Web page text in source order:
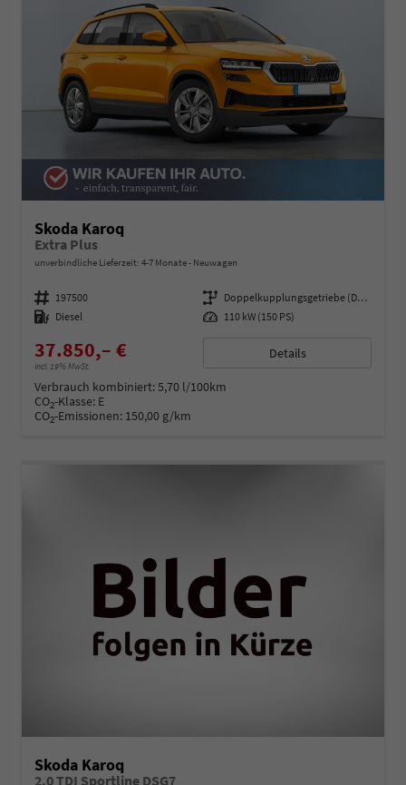
Skoda Karoq
Extra Plus
unverbindliche Lieferzeit: 4-7 Monate Neuwagen
Fahrzeugnummer 197500 Getriebe
Doppelkupplungsgetriebe (DSG)
Kraftstoff Diesel Leistung 110 kW (150 PS)
37.850,– €
incl. 19% MwSt.
Details
Verbrauch kombiniert:5,70 l/100km
CO2-Klasse: E
CO2-Emissionen: 150,00 g/km
Skoda Karoq
2.0 TDI Sportline DSG7